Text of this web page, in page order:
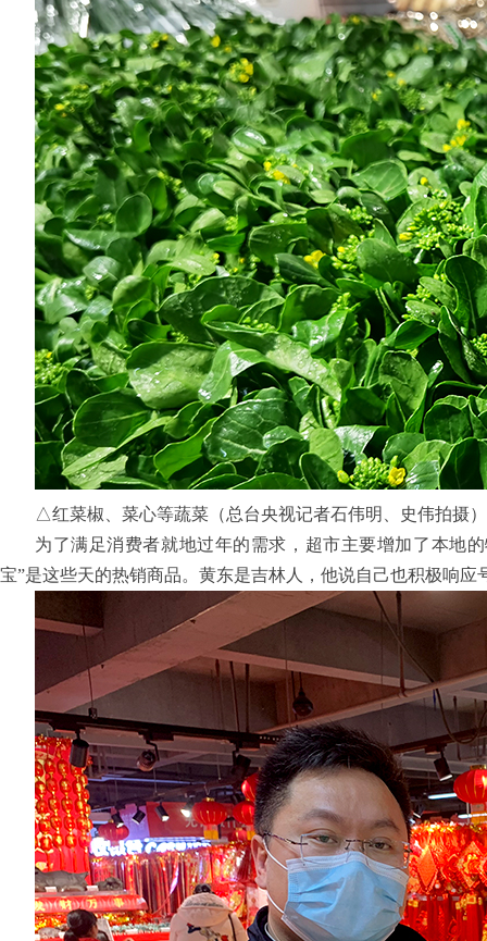
△红菜椒、菜心等蔬菜（总台央视记者石伟明、史伟拍摄）
为了满足消费者就地过年的需求，超市主要增加了本地
宝”是这些天的热销商品。黄东是吉林人，他说自己也积极响应